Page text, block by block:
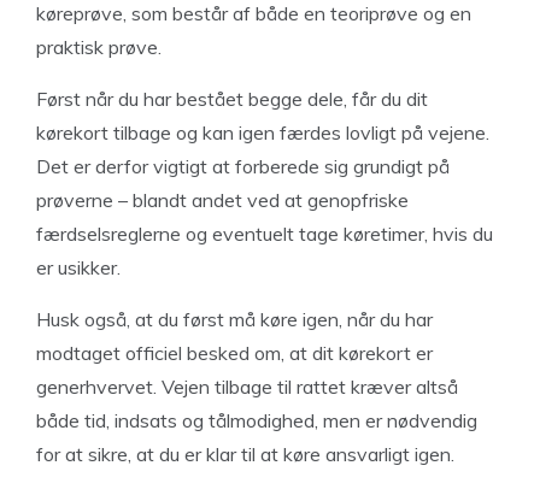
køreprøve, som består af både en teoriprøve og en
praktisk prøve.
Først når du har bestået begge dele, får du dit
kørekort tilbage og kan igen færdes lovligt på vejene.
Det er derfor vigtigt at forberede sig grundigt på
prøverne – blandt andet ved at genopfriske
færdselsreglerne og eventuelt tage køretimer, hvis du
er usikker.
Husk også, at du først må køre igen, når du har
modtaget officiel besked om, at dit kørekort er
generhvervet. Vejen tilbage til rattet kræver altså
både tid, indsats og tålmodighed, men er nødvendig
for at sikre, at du er klar til at køre ansvarligt igen.